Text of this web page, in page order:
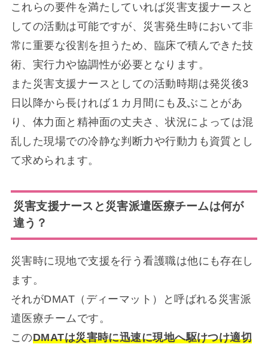
これらの要件を満たしていれば災害支援ナースと
しての活動は可能ですが、災害発生時において非
常に重要な役割を担うため、臨床で積んできた技
術、実行力や協調性が必要となります。
また災害支援ナースとしての活動時期は発災後3
日以降から長ければ１カ月間にも及ぶことがあ
り、体力面と精神面の丈夫さ、状況によっては混
乱した現場での冷静な判断力や行動力も資質とし
て求められます。
災害支援ナースと災害派遣医療チームは何が
違う？
災害時に現地で支援を行う看護職は他にも存在し
ます。
それがDMAT（ディーマット）と呼ばれる災害派
遣医療チームです。
このDMATは災害時に迅速に現地へ駆けつけ適切